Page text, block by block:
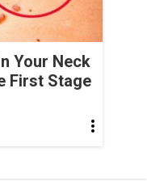
Your Neck
First Stage